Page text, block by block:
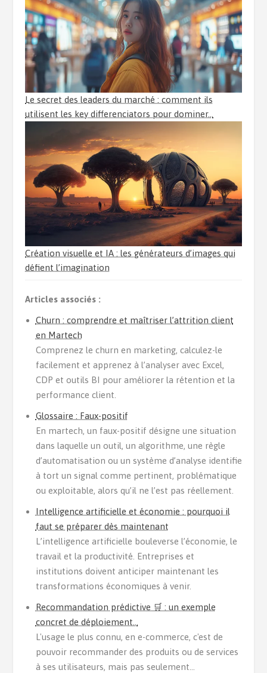
Le secret des leaders du marché : comment ils
utilisent les key differenciators pour dominer…
Création visuelle et IA : les générateurs d’images qui
défient l’imagination
Articles associés :
Churn : comprendre et maîtriser l’attrition client
en Martech
Comprenez le churn en marketing, calculez-le
facilement et apprenez à l’analyser avec Excel,
CDP et outils BI pour améliorer la rétention et la
performance client.
Glossaire : Faux-positif
En martech, un faux-positif désigne une situation
dans laquelle un outil, un algorithme, une règle
d’automatisation ou un système d’analyse identifie
à tort un signal comme pertinent, problématique
ou exploitable, alors qu’il ne l’est pas réellement.
Intelligence artificielle et économie : pourquoi il
faut se préparer dès maintenant
L’intelligence artificielle bouleverse l’économie, le
travail et la productivité. Entreprises et
institutions doivent anticiper maintenant les
transformations économiques à venir.
Recommandation prédictive 🛒 : un exemple
concret de déploiement…
L'usage le plus connu, en e-commerce, c'est de
pouvoir recommander des produits ou de services
à ses utilisateurs, mais pas seulement...